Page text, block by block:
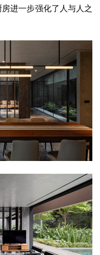
进一步强化了人与人之